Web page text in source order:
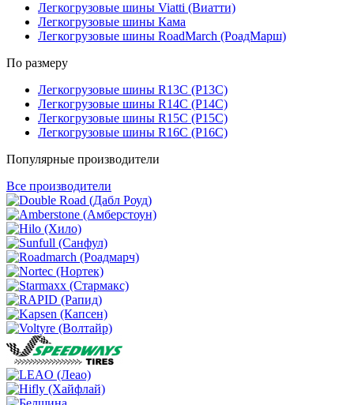
Легкогрузовые шины Viatti (Виатти)
Легкогрузовые шины Кама
Легкогрузовые шины RoadMarch (РоадМарш)
По размеру
Легкогрузовые шины R13C (Р13С)
Легкогрузовые шины R14C (Р14С)
Легкогрузовые шины R15C (Р15С)
Легкогрузовые шины R16C (Р16С)
Популярные производители
Все производители